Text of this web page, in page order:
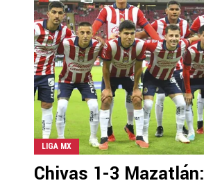
LIGA MX
Chivas 1-3 Mazatlán: